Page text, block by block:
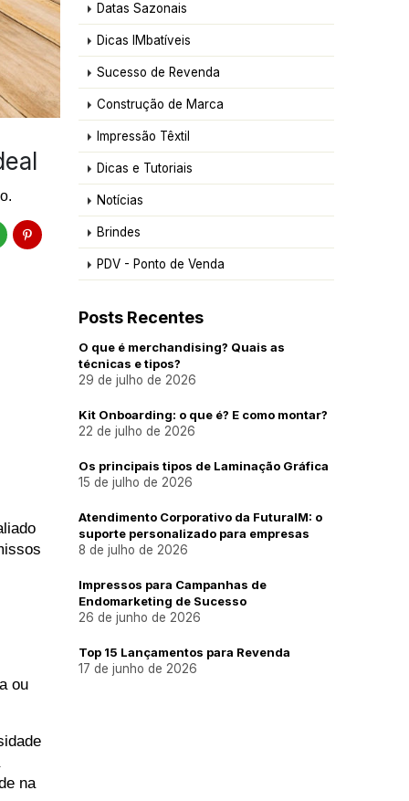
ou
na
Datas Sazonais
Dicas IMbatíveis
Sucesso de Revenda
Construção de Marca
Impressão Têxtil
Dicas e Tutoriais
Notícias
Brindes
PDV - Ponto de Venda
Posts Recentes
O que é merchandising? Quais as
técnicas e tipos?
29 de julho de 2026
Kit Onboarding: o que é? E como montar?
22 de julho de 2026
Os principais tipos de Laminação Gráfica
15 de julho de 2026
Atendimento Corporativo da FuturaIM: o
suporte personalizado para empresas
8 de julho de 2026
Impressos para Campanhas de
Endomarketing de Sucesso
26 de junho de 2026
Top 15 Lançamentos para Revenda
17 de junho de 2026